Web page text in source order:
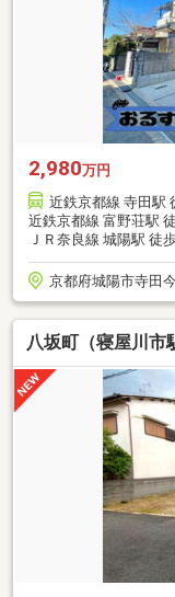
2,980万円
近鉄京都線 寺田駅
近鉄京都線 富野荘駅
ＪＲ奈良線 城陽駅 徒
京都府城陽市寺田
八坂町（寝屋川市